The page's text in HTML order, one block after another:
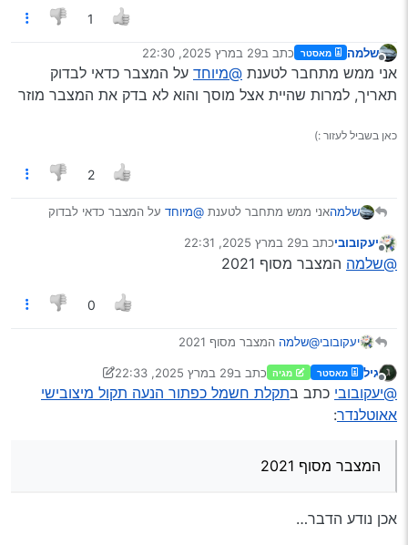
1
מנותק
שלמה מאסטר כתב ב29 במרץ 2025, 22:30
נערך לאחרונה על ידי
אני ממש מתחבר לטענת @מיוחד על המצבר כדאי לבדוק
תאריך, למרות שהיית אצל מוסך והוא לא בדק את המצבר מוזר
כאן בשביל לעזור :)
2
שלמהאני ממש מתחבר לטענת@מיוחד על המצבר כדאי לבדוק
מנותק
יעקובוביכתב ב29 במרץ 2025, 22:31
נערך לאחרונה על ידי
@שלמה המצבר מסוף 2021
0
יעקובובי@שלמה המצבר מסוף 2021
מנותק
גיל מאסטר מגיה כתב ב29 במרץ 2025, 22:33
נערך לאחרונה על ידי גיל
@יעקובובי כתב בתקלת חשמל כפתור הנעה תקול מיצובישי
אאוטלנדר:
המצבר מסוף 2021
אכן נודע הדבר…